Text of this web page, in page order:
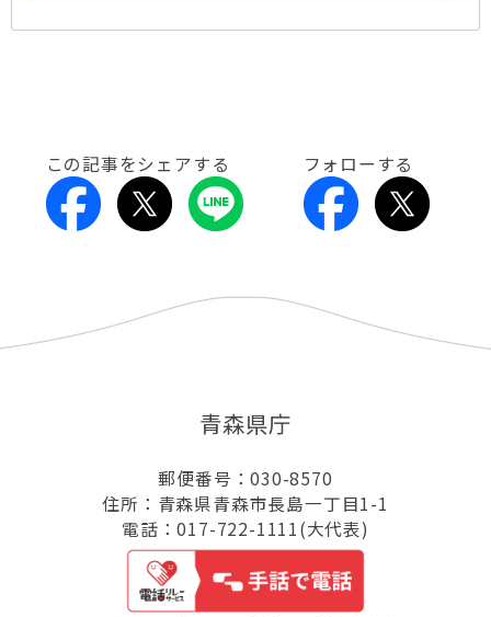
この記事をシェアする フォローする
青森県庁
郵便番号：030-8570
住所：青森県青森市長島一丁目1-1
電話：017-722-1111(大代表)